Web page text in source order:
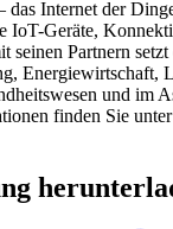
Internet der
IoT-Geräte,
seinen Partnern
Energiewirtschaft,
und im
finden Sie unter